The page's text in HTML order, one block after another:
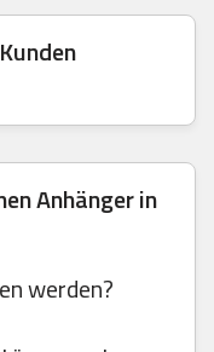
Anhänger in
werden?